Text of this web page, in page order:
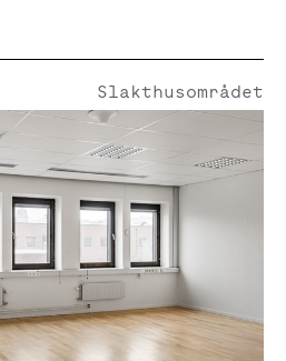
Slakthusområdet